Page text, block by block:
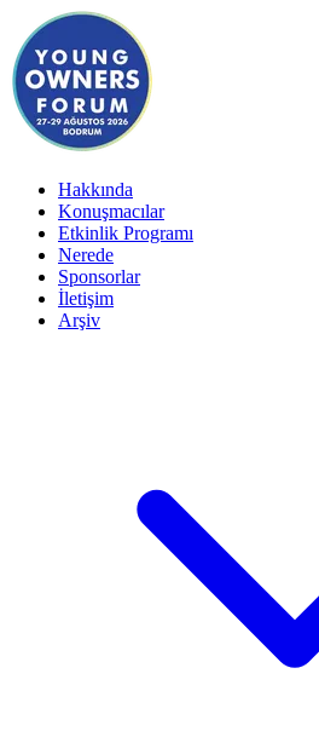
Hakkında
Konuşmacılar
Etkinlik Programı
Nerede
Sponsorlar
İletişim
Arşiv